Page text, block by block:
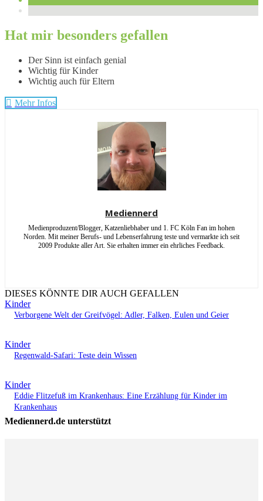
Hat mir besonders gefallen
Der Sinn ist einfach genial
Wichtig für Kinder
Wichtig auch für Eltern
Mehr Infos
Mediennerd
Medienproduzent/Blogger, Katzenliebhaber und 1. FC Köln Fan im hohen
Norden. Mit meiner Berufs- und Lebenserfahrung teste und vermarkte ich seit
2009 Produkte aller Art. Sie erhalten immer ein ehrliches Feedback.
DIESES KÖNNTE DIR AUCH GEFALLEN
Kinder
Verborgene Welt der Greifvögel: Adler, Falken, Eulen und Geier
Kinder
Regenwald-Safari: Teste dein Wissen
Kinder
Eddie Flitzefuß im Krankenhaus: Eine Erzählung für Kinder im
Krankenhaus
Mediennerd.de unterstützt